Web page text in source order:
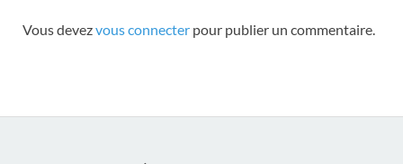
Vous devezvous connecter pour publier un commentaire.